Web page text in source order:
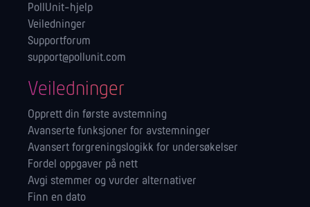
PollUnit-hjelp
Veiledninger
Supportforum
support@pollunit.com
Veiledninger
Opprett din første avstemning
Avanserte funksjoner for avstemninger
Avansert forgreningslogikk for undersøkelser
Fordel oppgaver på nett
Avgi stemmer og vurder alternativer
Finn en dato